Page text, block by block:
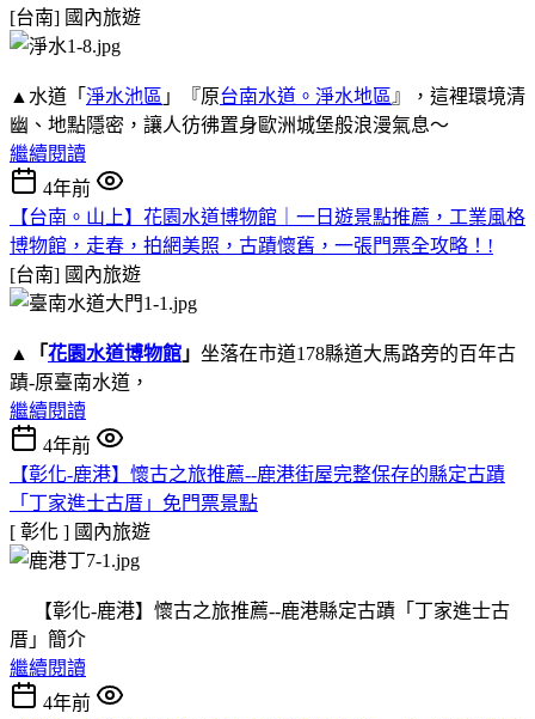
[台南] 國內旅遊
▲水道「 淨水池區 」『原台南水道。淨水地區 』，這裡環境清
幽、地點隱密，讓人彷彿置身歐洲城堡般浪漫氣息～
繼續閱讀
4年前
【台南。山上】花園水道博物館｜一日遊景點推薦，工業風格
博物館，走春，拍網美照，古蹟懷舊，一張門票全攻略！!
[台南] 國內旅遊
▲ 「花園水道博物館 」 坐落在市道178縣道大馬路旁的百年古
蹟-原臺南水道，
繼續閱讀
4年前
【彰化-鹿港】懷古之旅推薦--鹿港街屋完整保存的縣定古蹟
「丁家進士古厝」免門票景點
[ 彰化 ] 國內旅遊
【彰化-鹿港】懷古之旅推薦--鹿港縣定古蹟「丁家進士古
厝」簡介
繼續閱讀
4年前